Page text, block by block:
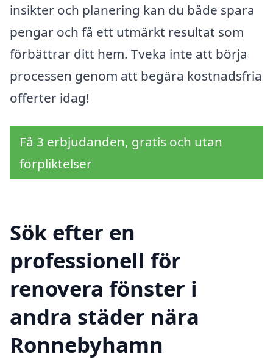
insikter och planering kan du både spara
pengar och få ett utmärkt resultat som
förbättrar ditt hem. Tveka inte att börja
processen genom att begära kostnadsfria
offerter idag!
Få 3 erbjudanden, gratis och utan
förpliktelser
Sök efter en
professionell för
renovera fönster i
andra städer nära
Ronnebyhamn